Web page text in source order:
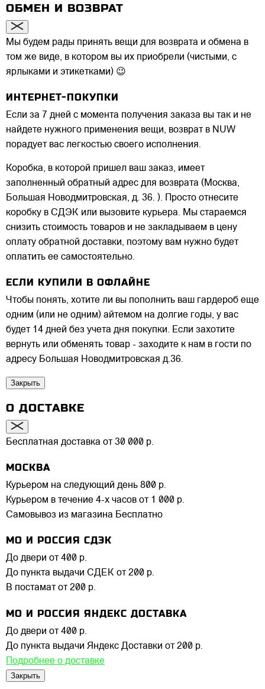
ОБМЕН И ВОЗВРАТ
Мы будем рады принять вещи для возврата и обмена в
том же виде, в котором вы их приобрели (чистыми, с
ярлыками и этикетками) 😉
ИНТЕРНЕТ-ПОКУПКИ
Если за 7 дней с момента получения заказа вы так и не
найдете нужного применения вещи, возврат в NUW
порадует вас легкостью своего исполнения.
Коробка, в которой пришел ваш заказ, имеет
заполненный обратный адрес для возврата (Москва,
Большая Новодмитровская, д. 36. ). Просто отнесите
коробку в СДЭК или вызовите курьера. Мы стараемся
снизить стоимость товаров и не закладываем в цену
оплату обратной доставки, поэтому вам нужно будет
оплатить ее самостоятельно.
ЕСЛИ КУПИЛИ В ОФЛАЙНЕ
Чтобы понять, хотите ли вы пополнить ваш гардероб еще
одним (или не одним) айтемом на долгие годы, у вас
будет 14 дней без учета дня покупки. Если захотите
вернуть или обменять товар - заходите к нам в гости по
адресу Большая Новодмитровская д.36.
Закрыть
О ДОСТАВКЕ
Бесплатная доставка от 30 000 р.
МОСКВА
Курьером на следующий день 800 р.
Курьером в течение 4-х часов от 1 000 р.
Самовывоз из магазина Бесплатно
МО И РОССИЯ СДЭК
До двери от 400 р.
До пункта выдачи СДЕК от 200 р.
В постамат от 200 р.
МО И РОССИЯ ЯНДЕКС ДОСТАВКА
До двери от 400 р.
До пункта выдачи Яндекс Доставки от 200 р.
Подробнее о доставке
Закрыть